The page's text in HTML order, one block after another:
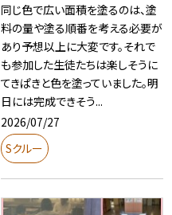
同じ色で広い面積を塗るのは、塗
料の量や塗る順番を考える必要が
あり予想以上に大変です。それで
も参加した生徒たちは楽しそうに
てきぱきと色を塗っていました。明
日には完成できそう...
2026/07/27
Sクルー